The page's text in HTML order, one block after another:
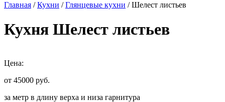
Главная /Кухни /Глянцевые кухни / Шелест листьев
Кухня Шелест листьев
Цена:
от 45000 руб.
за метр в длину верха и низа гарнитура